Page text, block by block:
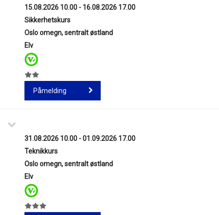
15.08.2026 10.00 - 16.08.2026 17.00
Sikkerhetskurs
Oslo omegn, sentralt østland
Elv
Påmelding
31.08.2026 10.00 - 01.09.2026 17.00
Teknikkurs
Oslo omegn, sentralt østland
Elv